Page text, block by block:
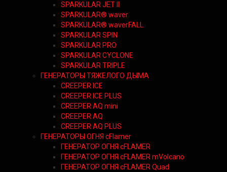
SPARKULAR JET II
SPARKULAR® waver
SPARKULAR® waverFALL
SPARKULAR SPIN
SPARKULAR PRO
SPARKULAR CYCLONE
SPARKULAR TRIPLE
ГЕНЕРАТОРЫ ТЯЖЕЛОГО ДЫМА
CREEPER ICE
CREEPER ICE PLUS
CREEPER AQ mini
CREEPER AQ
CREEPER AQ PLUS
ГЕНЕРАТОРЫ ОГНЯ cFlamer
ГЕНЕРАТОР ОГНЯ сFLAMER
ГЕНЕРАТОР ОГНЯ сFLAMER mVolcano
ГЕНЕРАТОР ОГНЯ сFLAMER Quad